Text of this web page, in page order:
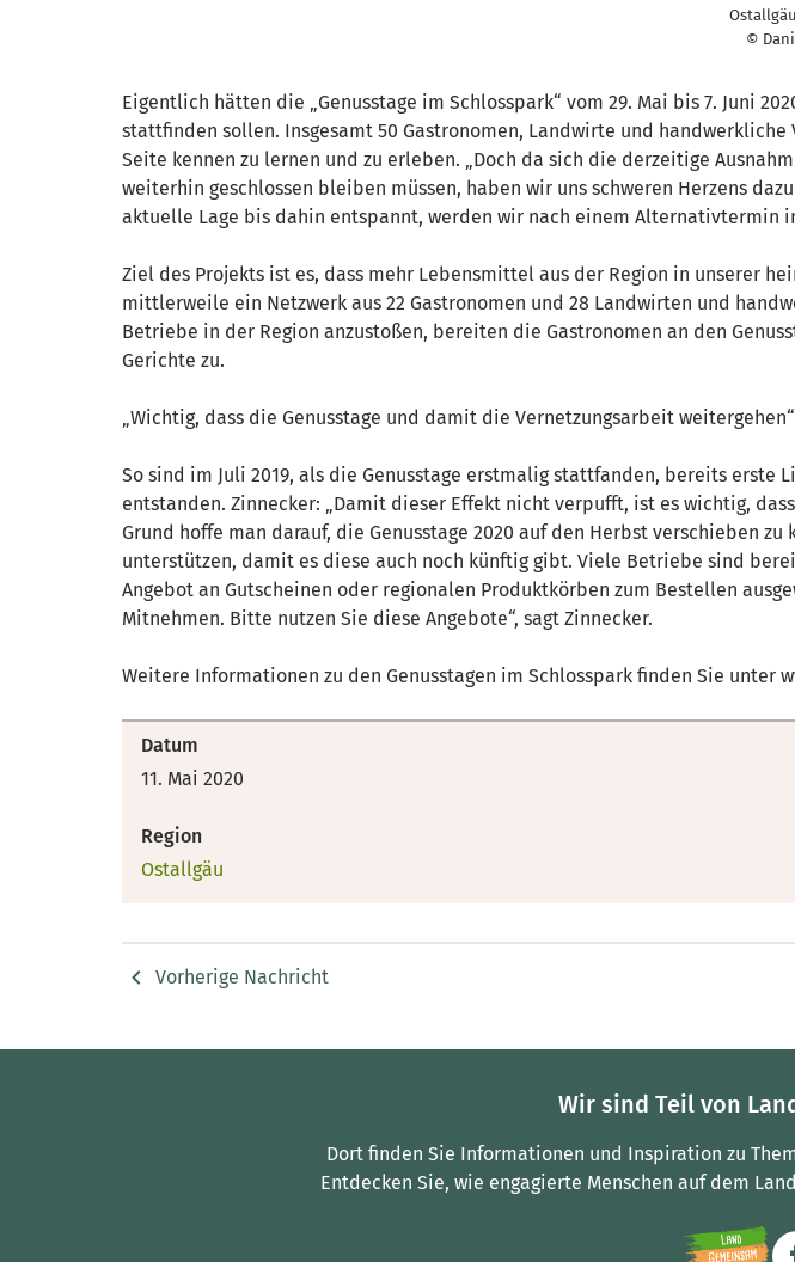
©
Eigentlich hätten die „Genusstage im Schlosspark“ vom 29. Mai bis 7. Juni
stattfinden sollen. Insgesamt 50 Gastronomen, Landwirte und
Seite kennen zu lernen und zu erleben. „Doch da sich die derzeitige
weiterhin geschlossen bleiben müssen, haben wir uns schweren Herzens
aktuelle Lage bis dahin entspannt, werden wir nach einem Alternativtermin
Ziel des Projekts ist es, dass mehr Lebensmittel aus der Region in unserer
mittlerweile ein Netzwerk aus 22 Gastronomen und 28 Landwirten und
Betriebe in der Region anzustoßen, bereiten die Gastronomen an den
Gerichte zu.
„Wichtig, dass die Genusstage und damit die Vernetzungsarbeit weitergehen“
So sind im Juli 2019, als die Genusstage erstmalig stattfanden, bereits
entstanden. Zinnecker: „Damit dieser Effekt nicht verpufft, ist es wichtig,
Grund hoffe man darauf, die Genusstage 2020 auf den Herbst verschieben
unterstützen, damit es diese auch noch künftig gibt. Viele Betriebe sind
Angebot an Gutscheinen oder regionalen Produktkörben zum Bestellen
Mitnehmen. Bitte nutzen Sie diese Angebote“, sagt Zinnecker.
Weitere Informationen zu den Genusstagen im Schlosspark finden Sie unter
Datum
11. Mai 2020
Region
Ostallgäu
Vorherige Nachricht
Wir sind Teil von
Dort finden Sie Informationen und Inspiration zu
Entdecken Sie, wie engagierte Menschen auf dem